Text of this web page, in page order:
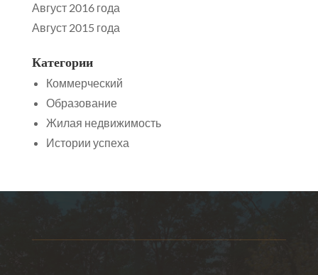
Август 2016 года
Август 2015 года
Категории
Коммерческий
Образование
Жилая недвижимость
Истории успеха